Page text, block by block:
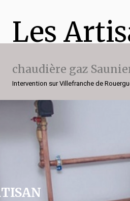
Les
chaudière gaz
Intervention sur Villefranche de